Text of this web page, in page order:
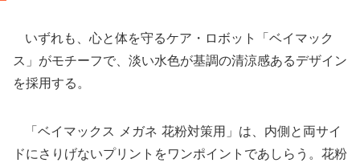
いずれも、心と体を守るケア・ロボット「ベイマック
ス」がモチーフで、淡い水色が基調の清涼感あるデザイン
を採用する。
「ベイマックス メガネ 花粉対策用」は、内側と両サイ
ドにさりげないプリントをワンポイントであしらう。花粉